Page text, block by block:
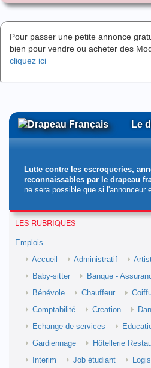
Pour passer une petite annonce
bien pour vendre ou acheter des
cliquez ici
Le
Lutte contre les escroqueries,
reconnaissables par le drapeau
ne sera possible que si l'annonceur
LES RUBRIQUES
Emplois
Accueil
Administratif
Baby-sitter
Banque -
Bénévole
Chauffeur
Comptabilité
Creation
Echange de services
Gardiennage
Hôtellerie
Interim
Job étudiant